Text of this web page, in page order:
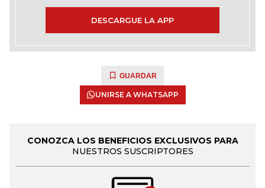
DESCARGUE LA APP
GUARDAR
UNIRSE A WHATSAPP
CONOZCA LOS BENEFICIOS EXCLUSIVOS PARA
NUESTROS SUSCRIPTORES